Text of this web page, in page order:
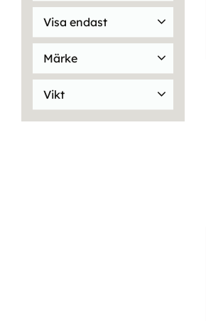
229 499
Visa endast
Finns i lager 6
Märke
RS Mustang 16
Vikt